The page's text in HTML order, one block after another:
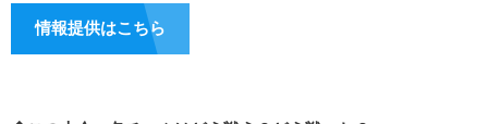
情報提供はこちら